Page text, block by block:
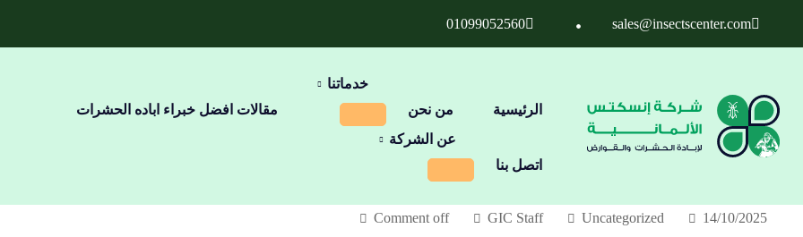
sales@insectscenter.com
01099052560
الرئيسية من نحن
خدماتنا
مقالات افضل خبراء اباده الحشرات
اتصل بنا
عن الشركة
14/10/2025
Uncategorized
GIC Staff
Comment off